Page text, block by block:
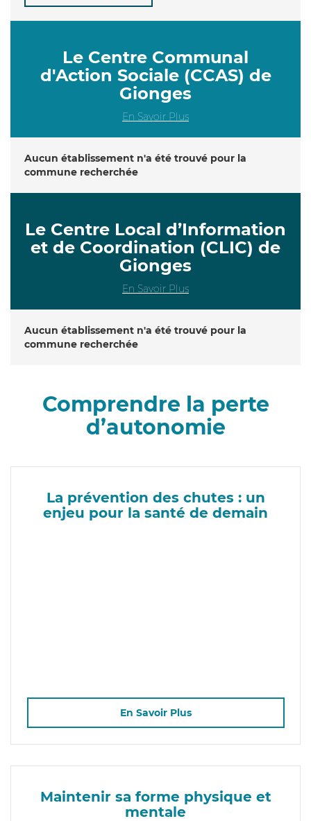
Le Centre Communal
d'Action Sociale (CCAS) de
Gionges
En Savoir Plus
Aucun établissement n'a été trouvé pour la
commune recherchée
Le Centre Local d’Information
et de Coordination (CLIC) de
Gionges
En Savoir Plus
Aucun établissement n'a été trouvé pour la
commune recherchée
Comprendre la perte
d’autonomie
La prévention des chutes : un
enjeu pour la santé de demain
En Savoir Plus
Maintenir sa forme physique et
mentale